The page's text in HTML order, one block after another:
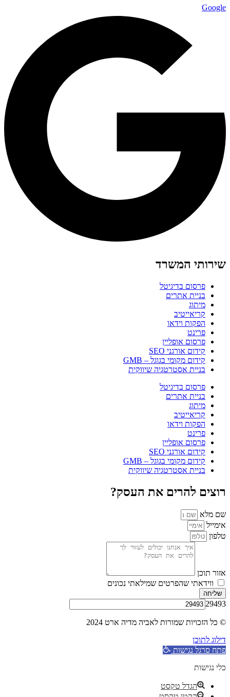
Google
שירותי המשרד
פרסום בדיגיטל
בניית אתרים
מיתוג
קריאייטיב
הפקות וידאו
פרינט
פרסום אופליין
קידום אורגני SEO
קידום מקומי בגוגל – GMB
בניית אסטרטגיה שיווקית
פרסום בדיגיטל
בניית אתרים
מיתוג
קריאייטיב
הפקות וידאו
פרינט
פרסום אופליין
קידום אורגני SEO
קידום מקומי בגוגל – GMB
בניית אסטרטגיה שיווקית
רוצים להרים את העסק?
שם מלא
אימייל
טלפון
אזור תוכן
ווידאתי שהפרטים שמילאתי נכונים
שליחה
29493
© כל הזכויות שמורות לאביה מדיה ארט 2024
דילוג לתוכן
פתח סרגל נגישות
כלי נגישות
הגדל טקסט